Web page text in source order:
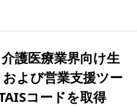
護医療業界向け生
よび営業支援ツー
コードを取得